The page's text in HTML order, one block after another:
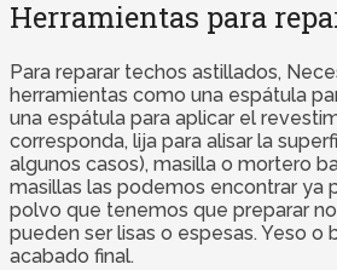
Herramientas para
Para reparar techos astillados,
herramientas como una espátula
una espátula para aplicar el
corresponda, lija para alisar la
algunos casos), masilla o mortero
masillas las podemos encontrar ya
polvo que tenemos que preparar
pueden ser lisas o espesas. Yeso o
acabado final.